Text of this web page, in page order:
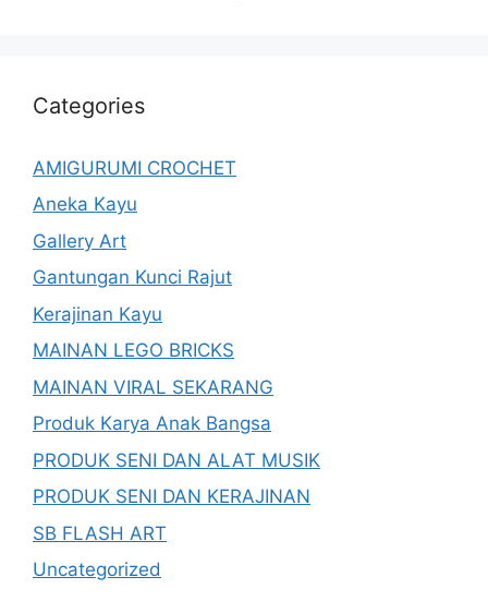
Categories
AMIGURUMI CROCHET
Aneka Kayu
Gallery Art
Gantungan Kunci Rajut
Kerajinan Kayu
MAINAN LEGO BRICKS
MAINAN VIRAL SEKARANG
Produk Karya Anak Bangsa
PRODUK SENI DAN ALAT MUSIK
PRODUK SENI DAN KERAJINAN
SB FLASH ART
Uncategorized